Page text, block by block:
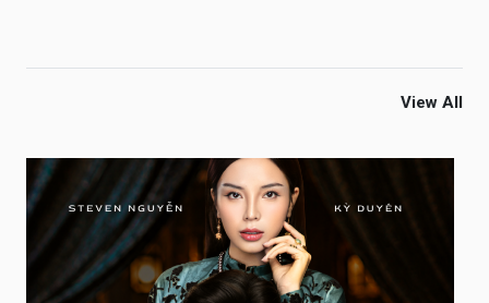
View All